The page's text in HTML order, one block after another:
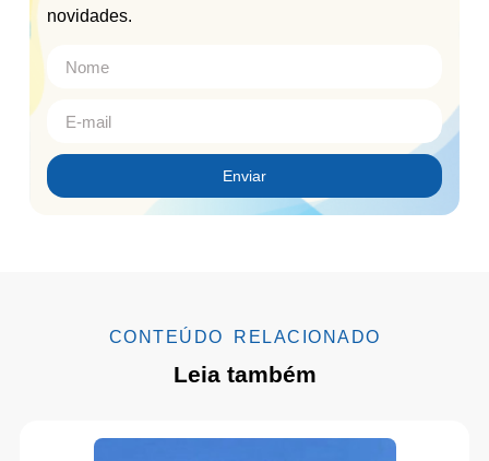
novidades.
Enviar
CONTEÚDO RELACIONADO
Leia também